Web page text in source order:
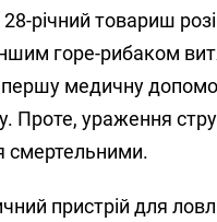
річний товариш
горе-рибаком
медичну
Проте, ураження
смертельними.
пристрій для